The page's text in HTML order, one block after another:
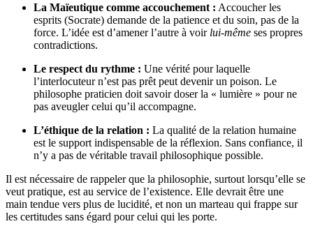
La Maïeutique comme accouchement : Accoucher les
esprits (Socrate) demande de la patience et du soin, pas de la
force. L’idée est d’amener l’autre à voir lui-même ses propres
contradictions.
Le respect du rythme : Une vérité pour laquelle
l’interlocuteur n’est pas prêt peut devenir un poison. Le
philosophe praticien doit savoir doser la « lumière » pour ne
pas aveugler celui qu’il accompagne.
L’éthique de la relation : La qualité de la relation humaine
est le support indispensable de la réflexion. Sans confiance, il
n’y a pas de véritable travail philosophique possible.
Il est nécessaire de rappeler que la philosophie, surtout lorsqu’elle se
veut pratique, est au service de l’existence. Elle devrait être une
main tendue vers plus de lucidité, et non un marteau qui frappe sur
les certitudes sans égard pour celui qui les porte.